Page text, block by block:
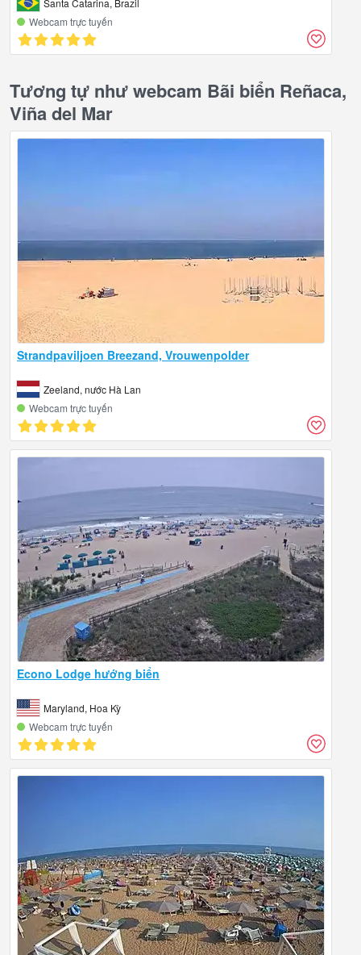
Webcam trực tuyến
Tương tự như webcam Bãi biển Reñaca,
Viña del Mar
Strandpaviljoen Breezand, Vrouwenpolder
Zeeland, nước Hà Lan
Webcam trực tuyến
Econo Lodge hướng biển
Maryland, Hoa Kỳ
Webcam trực tuyến